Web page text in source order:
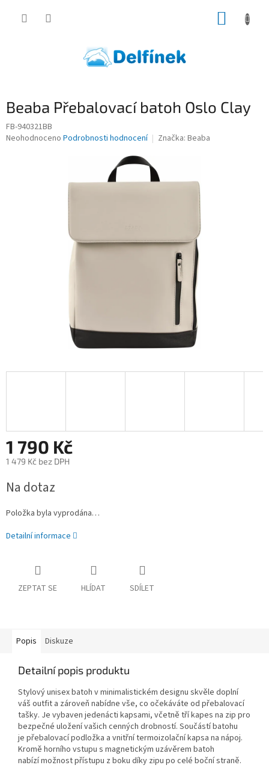
Beaba Přebalovací batoh Oslo Clay
FB-940321BB
Průměrné
Neohodnoceno Podrobnosti hodnocení Značka: Beaba
1 790 Kč
1 479 Kč bez DPH
cena:
Na dotaz
Položka byla vyprodána…
Detailní informace
ZEPTAT SE HLÍDAT SDÍLET
Popis Diskuze
Detailní popis produktu
Stylový unisex batoh v minimalistickém designu skvěle doplní
váš outfit a zároveň nabídne vše, co očekáváte od přebalovací
tašky. Je vybaven jedenácti kapsami, včetně tří kapes na zip pro
bezpečné uložení vašich cenných drobností. Součástí batohu
je přebalovací podložka a vnitřní termoizolační kapsa na nápoj.
Kromě horního vstupu s magnetickým uzávěrem batoh
nabízí možnost přístupu z boku díky zipu po celé boční straně.